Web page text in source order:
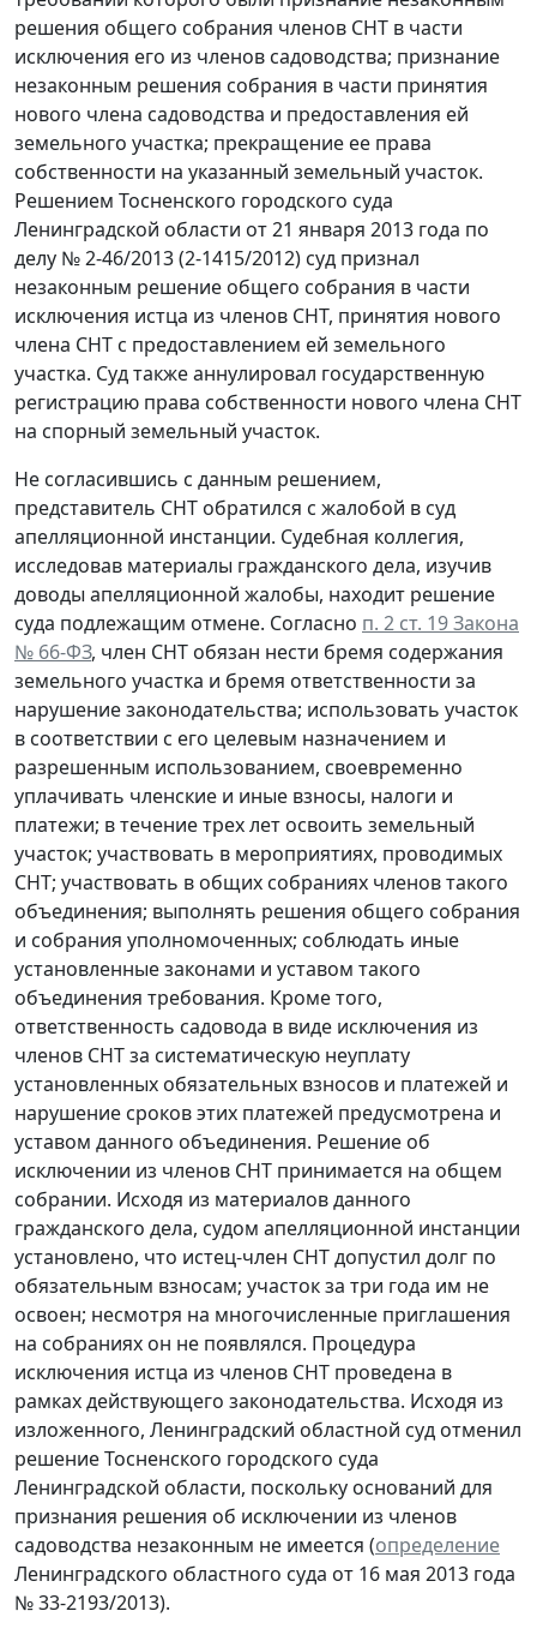
решения общего собрания членов СНТ в части
исключения его из членов садоводства; признание
незаконным решения собрания в части принятия
нового члена садоводства и предоставления ей
земельного участка; прекращение ее права
собственности на указанный земельный участок.
Решением Тосненского городского суда
Ленинградской области от 21 января 2013 года по
делу № 2-46/2013 (2-1415/2012) суд признал
незаконным решение общего собрания в части
исключения истца из членов СНТ, принятия нового
члена СНТ с предоставлением ей земельного
участка. Суд также аннулировал государственную
регистрацию права собственности нового члена СНТ
на спорный земельный участок.
Не согласившись с данным решением,
представитель СНТ обратился с жалобой в суд
апелляционной инстанции. Судебная коллегия,
исследовав материалы гражданского дела, изучив
доводы апелляционной жалобы, находит решение
суда подлежащим отмене. Согласно п. 2 ст. 19 Закона
№ 66-ФЗ, член СНТ обязан нести бремя содержания
земельного участка и бремя ответственности за
нарушение законодательства; использовать участок
в соответствии с его целевым назначением и
разрешенным использованием, своевременно
уплачивать членские и иные взносы, налоги и
платежи; в течение трех лет освоить земельный
участок; участвовать в мероприятиях, проводимых
СНТ; участвовать в общих собраниях членов такого
объединения; выполнять решения общего собрания
и собрания уполномоченных; соблюдать иные
установленные законами и уставом такого
объединения требования. Кроме того,
ответственность садовода в виде исключения из
членов СНТ за систематическую неуплату
установленных обязательных взносов и платежей и
нарушение сроков этих платежей предусмотрена и
уставом данного объединения. Решение об
исключении из членов СНТ принимается на общем
собрании. Исходя из материалов данного
гражданского дела, судом апелляционной инстанции
установлено, что истец-член СНТ допустил долг по
обязательным взносам; участок за три года им не
освоен; несмотря на многочисленные приглашения
на собраниях он не появлялся. Процедура
исключения истца из членов СНТ проведена в
рамках действующего законодательства. Исходя из
изложенного, Ленинградский областной суд отменил
решение Тосненского городского суда
Ленинградской области, поскольку оснований для
признания решения об исключении из членов
садоводства незаконным не имеется (определение
Ленинградского областного суда от 16 мая 2013 года
№ 33-2193/2013).